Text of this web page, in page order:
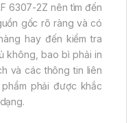
6307-2Z nên tìm đến
gốc rõ ràng và có
hay đến kiểm tra
không, bao bì phải in
và các thông tin liên
phải được khắc